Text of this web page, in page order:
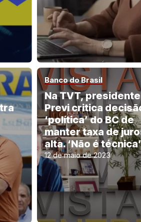
Banco do Brasil
Na TVT,
Previ critica
‘política’ do BC de
manter taxa de
alta. ‘Não é técnica’
12 de maio de 2023